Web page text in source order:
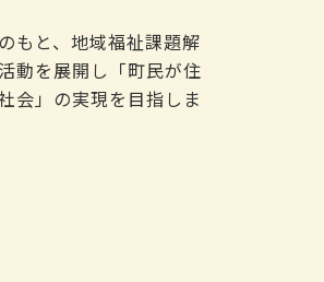
もと、地域福祉課題解
動を展開し「町民が住
会」の実現を目指しま